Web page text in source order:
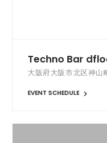
Techno Bar
大阪府大阪市北区神
EVENT SCHEDULE